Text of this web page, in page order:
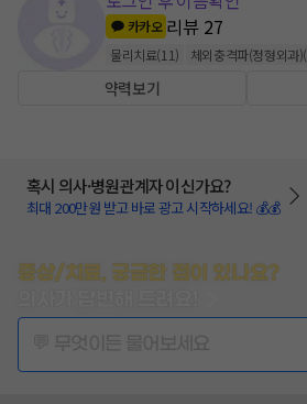
카카오 리뷰 27
물리치료(11) 체외충격파(정형외과)(
약력보기
혹시 의사·병원관계자 이신가요?
최대 200만원 받고 바로 광고 시작하세요! 💰💰
증상/치료, 궁금한 점이 있나요?